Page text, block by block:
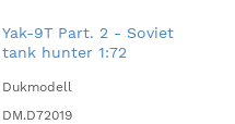
Yak-9T Part. 2 - Soviet
tank hunter 1:72
Dukmodell
DM.D72019